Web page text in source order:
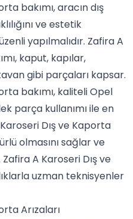
bakımı, aracın dış
ve estetik
yapılmalıdır. Zafira A
kaput, kapılar,
gibi parçaları kapsar.
bakımı, kaliteli Opel
parça kullanımı ile en
Dış ve Kaporta
olmasını sağlar ve
A Karoseri Dış ve
uzman teknisyenler
Arızaları